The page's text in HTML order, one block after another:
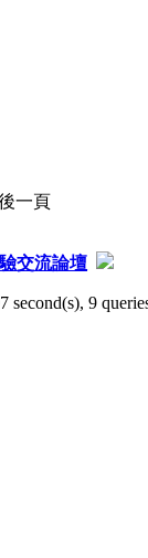
一頁
交流論壇
second(s), 9